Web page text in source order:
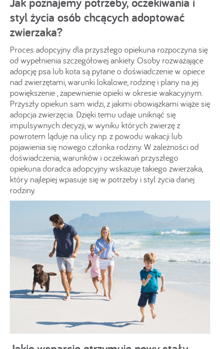
styl życia osób chcących adoptować
zwierzaka?
Proces adopcyjny dla przyszłego opiekuna rozpoczyna się
od wypełnienia szczegółowej ankiety. Osoby rozważające
adopcję psa lub kota są pytane o doświadczenie w opiece
nad zwierzętami, warunki lokalowe, rodzinę i plany na jej
powiększenie , zapewnienie opieki w okresie wakacyjnym.
Przyszły opiekun sam widzi, z jakimi obowiązkami wiąże się
adopcja zwierzęcia. Dzięki temu udaje uniknąć się
impulsywnych decyzji, w wyniku których zwierzę z
powrotem ląduje na ulicy np. z powodu wakacji lub
pojawienia się nowego członka rodziny. W zależności od
doświadczenia, warunków i oczekiwań przyszłego
opiekuna doradca adopcyjny wskazuje takiego zwierzaka,
który najlepiej wpasuje się w potrzeby i styl życia danej
rodziny.